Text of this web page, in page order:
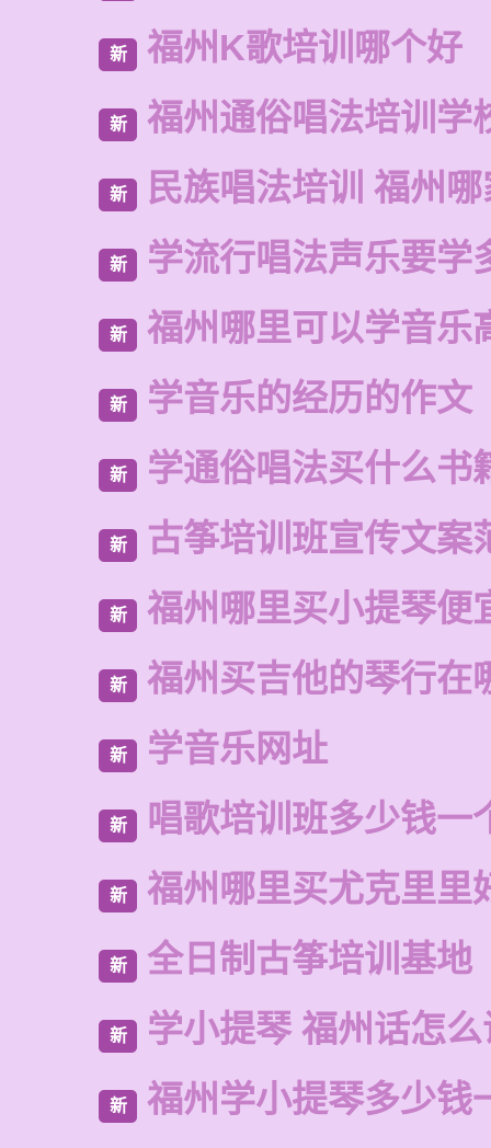
新 福州K歌培训哪个好
新 福州通俗唱法培训学
新 民族唱法培训 福州
新 学流行唱法声乐要学
新 福州哪里可以学音乐
新 学音乐的经历的作文
新 学通俗唱法买什么书
新 古筝培训班宣传文案
新 福州哪里买小提琴便
新 福州买吉他的琴行在
新 学音乐网址
新 唱歌培训班多少钱一
新 福州哪里买尤克里里
新 全日制古筝培训基地
新 学小提琴 福州话怎
新 福州学小提琴多少钱